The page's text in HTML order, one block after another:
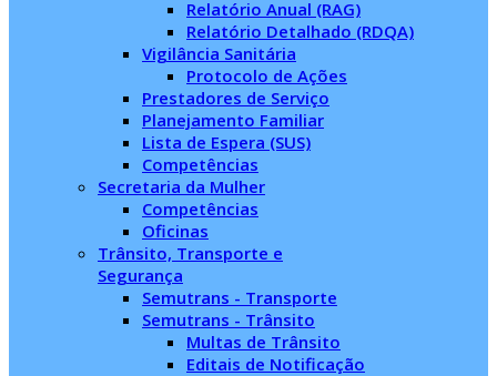
Relatório Anual (RAG)
Relatório Detalhado (RDQA)
Vigilância Sanitária
Protocolo de Ações
Prestadores de Serviço
Planejamento Familiar
Lista de Espera (SUS)
Competências
Secretaria da Mulher
Competências
Oficinas
Trânsito, Transporte e
Segurança
Semutrans - Transporte
Semutrans - Trânsito
Multas de Trânsito
Editais de Notificação